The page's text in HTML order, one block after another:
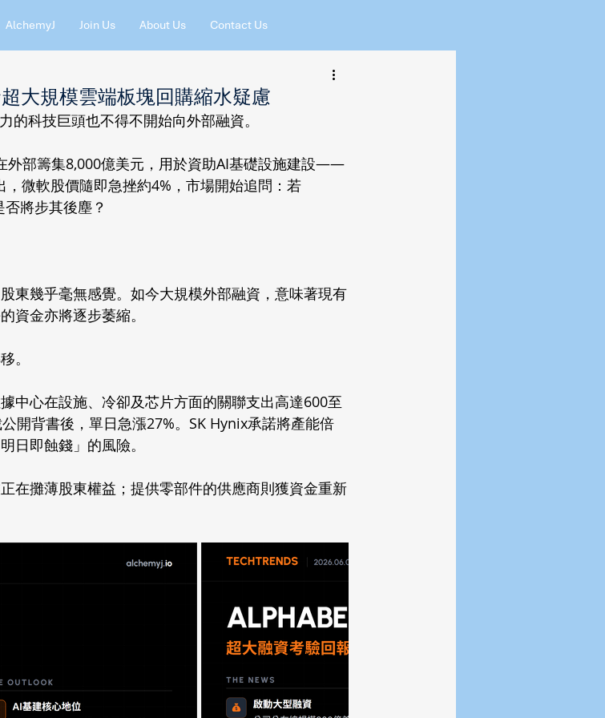
AlchemyJ Join Us About Us Contact Us
大規模雲端板塊回購縮水疑慮
的科技巨頭也不得不開始向外部融資。
外部籌集8,000億美元，用於資助AI基礎設施建設——
微軟股價隨即急挫約4%，市場開始追問：若
將步其後塵？
東幾乎毫無感覺。如今大規模外部融資，意味著現有
資金亦將逐步萎縮。
。
心在設施、冷卻及芯片方面的關聯支出高達600至
開背書後，單日急漲27%。SK Hynix承諾將產能倍
日即蝕錢」的風險。
在攤薄股東權益；提供零部件的供應商則獲資金重新